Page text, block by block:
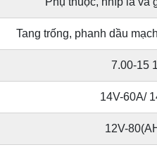
Tang trống, phanh dầu
7.00-15
14V-60A/
12V-